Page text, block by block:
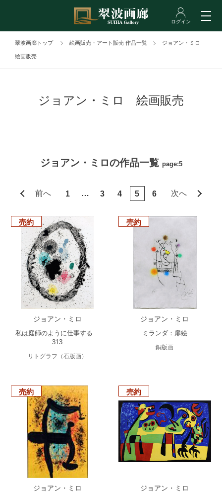
翠波画廊トップ 絵画販売・アート販売 作品一覧 ジョアン・ミロ
絵画販売
ジョアン・ミロ 絵画販売
ジョアン・ミロの作品一覧 page:5
前へ 1 … 3 4 5 6 次へ
売約
ジョアン・ミロ
私は庭師のように仕事する
313
リトグラフ（石版画）
売約
ジョアン・ミロ
ミランダ：扉絵
銅版画
売約
ジョアン・ミロ
売約
ジョアン・ミロ